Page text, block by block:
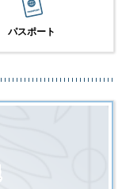
パスポート